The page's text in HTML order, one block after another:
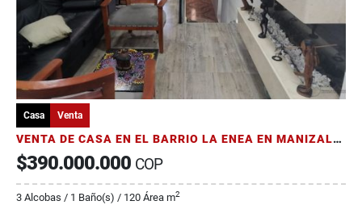
Casa Venta
VENTA DE CASA EN EL BARRIO LA ENEA EN MANIZALES
$390.000.000 COP
3 Alcobas / 1 Baño(s) / 120 Área m2